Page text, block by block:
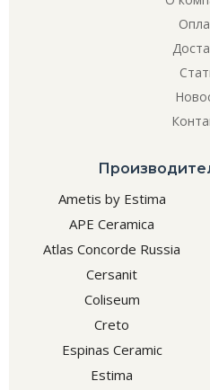
Ametis by Estima
APE Ceramica
Atlas Concorde Russia
Cersanit
Coliseum
Creto
Espinas Ceramic
Estima